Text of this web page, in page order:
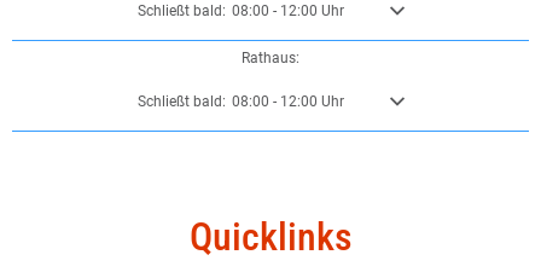
Klicken, um weitere Öffnungs- oder Schließzeiten
Schließt bald: 08:00 - 12:00 Uhr Von 08:00 bis 12:00 Uhr
Rathaus:
Klicken, um weitere Öffnungs- oder Schließzeiten
Schließt bald: 08:00 - 12:00 Uhr Von 08:00 bis 12:00 Uhr
Quicklinks